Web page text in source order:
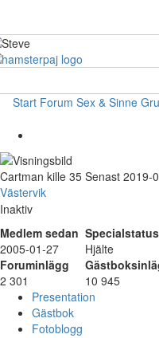
Start Forum Sex & Sinne
Cartman kille 35 Senast 2019-
Västervik
Inaktiv
Medlem sedan Specialstatus
2005-01-27
Hjälte
Foruminlägg
2 301
10 945
Presentation
Gästbok
Fotoblogg